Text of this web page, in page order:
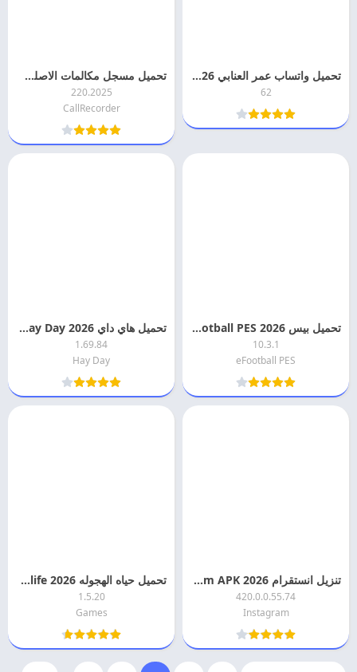
تحميل واتساب عمر العنابي 2026 OBWhatsApp اخر اصدار
62
تحميل مسجل مكالمات الاصلي 2026 CallRecorder مهكر اخر اصدار
220.2025
CallRecorder
تحميل بيس eFootball PES 2026 اخر تحديث مجانا
10.3.1
eFootball PES
تحميل هاي داي Hay Day 2026 مهكره اخر اصدار
1.69.84
Hay Day
تنزيل انستقرام 2026 Instagram APK اخر تحديث مجانا
420.0.0.55.74
Instagram
تحميل حياه الهجوله 2026 hajwala4life مهكره اخر اصدار
1.5.20
Games